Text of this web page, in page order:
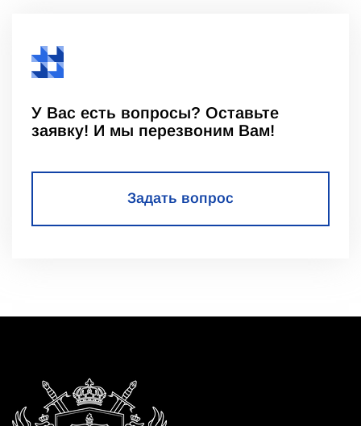
У Вас есть вопросы? Оставьте
заявку! И мы перезвоним Вам!
Задать вопрос